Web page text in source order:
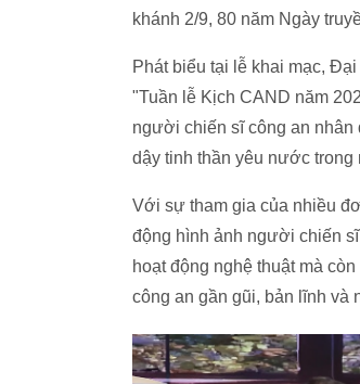
khánh 2/9, 80 năm Ngày
Phát biểu tại lễ khai mạc,
"Tuần lễ Kịch CAND năm
người chiến sĩ công an nhân
dậy tinh thần yêu nước trong
Với sự tham gia của nhiều
động hình ảnh người chiến
hoạt động nghệ thuật mà
công an gần gũi, bản lĩnh và